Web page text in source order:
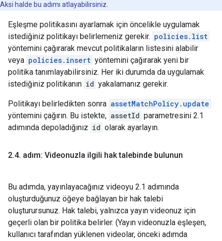
Aksi halde bu adımı atlayabilirsiniz.
Eşleşme politikasını ayarlamak için öncelikle uygulamak
istediğiniz politikayı belirlemeniz gerekir. policies.list
yöntemini çağırarak mevcut politikaların listesini alabilir
veya policies.insert yöntemini çağırarak yeni bir
politika tanımlayabilirsiniz. Her iki durumda da uygulamak
istediğiniz politikanın id yakalamanız gerekir.
Politikayı belirledikten sonra assetMatchPolicy.update
yöntemini çağırın. Bu istekte, assetId parametresini 2.1
adımında depoladığınız id olarak ayarlayın.
2.4. adım: Videonuzla ilgili hak talebinde bulunun
Bu adımda, yayınlayacağınız videoyu 2.1 adımında
oluşturduğunuz öğeye bağlayan bir hak talebi
oluşturursunuz. Hak talebi, yalnızca yayın videonuz için
geçerli olan bir politika belirler. (Yayın videonuzla eşleşen,
kullanıcı tarafından yüklenen videolar, önceki adımda